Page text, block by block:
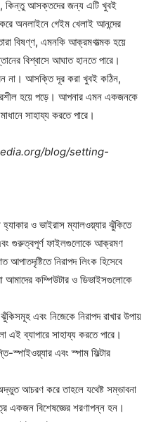
কিন্তু আসক্তদের জন্য এটি খুবই
অনলাইনে গেইম খেলাই আনন্দের
বিষণ্ণ, এমনকি আক্রমণাত্মক হয়ে
বিশ্বাসে আঘাত হানতে পারে।
না। আসক্তি দূর করা খুবই কঠিন,
হয়ে পড়ে। আপনার এমন একজনকে
সাহায্য করতে পারে।
blog/setting-
ও ভাইরাস ম্যালওয়্যার ঝুঁকিতে
গুরুত্বপূর্ণ ফাইলগুলোকে আক্রমণ
নিরাপদ লিংক হিসেবে
কম্পিউটার ও ডিভাইসগুলোকে
ঝুঁকিসমূহ এবং নিজেকে নিরাপদ রাখার উপায়
এই ব্যাপারে সাহায্য করতে পারে।
এবং স্পাম ফিল্টার
আচরণ করে তাহলে যথেষ্ট সম্ভাবনা
একজন বিশেষজ্ঞের শরণাপন্ন হন।